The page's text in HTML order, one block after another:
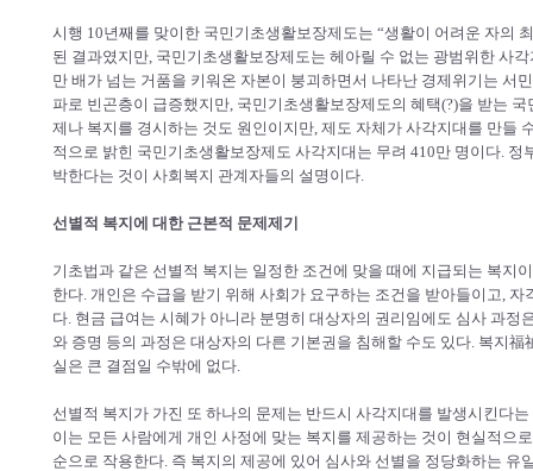
시행 10년째를 맞이한 국민기초생활보장제도는 “생활이 어려운 자의
된 결과였지만, 국민기초생활보장제도는 헤아릴 수 없는 광범위한 사
만 배가 넘는 거품을 키워온 자본이 붕괴하면서 나타난 경제위기는 서
파로 빈곤층이 급증했지만, 국민기초생활보장제도의 혜택(?)을 받는
제나 복지를 경시하는 것도 원인이지만, 제도 자체가 사각지대를 만들
적으로 밝힌 국민기초생활보장제도 사각지대는 무려 410만 명이다.
박한다는 것이 사회복지 관계자들의 설명이다.
선별적 복지에 대한 근본적 문제제기
기초법과 같은 선별적 복지는 일정한 조건에 맞을 때에 지급되는 복지
한다. 개인은 수급을 받기 위해 사회가 요구하는 조건을 받아들이고,
다. 현금 급여는 시혜가 아니라 분명히 대상자의 권리임에도 심사 과
와 증명 등의 과정은 대상자의 다른 기본권을 침해할 수도 있다. 복지
실은 큰 결점일 수밖에 없다.
선별적 복지가 가진 또 하나의 문제는 반드시 사각지대를 발생시킨다
이는 모든 사람에게 개인 사정에 맞는 복지를 제공하는 것이 현실적으
순으로 작용한다. 즉 복지의 제공에 있어 심사와 선별을 정당화하는 유